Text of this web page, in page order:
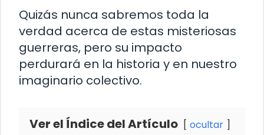
Quizás nunca sabremos toda la
verdad acerca de estas misteriosas
guerreras, pero su impacto
perdurará en la historia y en nuestro
imaginario colectivo.
Ver el Índice del Artículo ocultar